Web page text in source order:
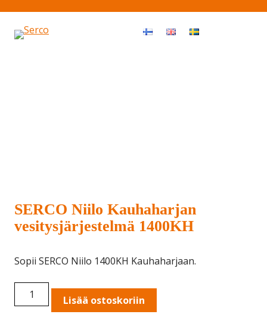
SERCO Niilo Kauhaharjan
vesitysjärjestelmä 1400KH
Sopii SERCO Niilo 1400KH Kauhaharjaan.
SERCO
Niilo
Lisää ostoskoriin